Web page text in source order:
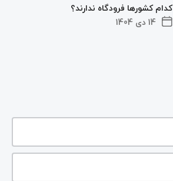
14 دی 1404
کدام کشورها فرودگاه ندارند؟